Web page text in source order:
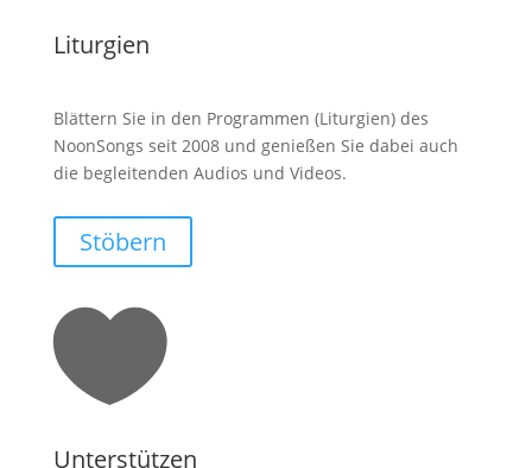
Liturgien
Blättern Sie in den Programmen (Liturgien) des
NoonSongs seit 2008 und genießen Sie dabei auch
die begleitenden Audios und Videos.
Stöbern

Unterstützen